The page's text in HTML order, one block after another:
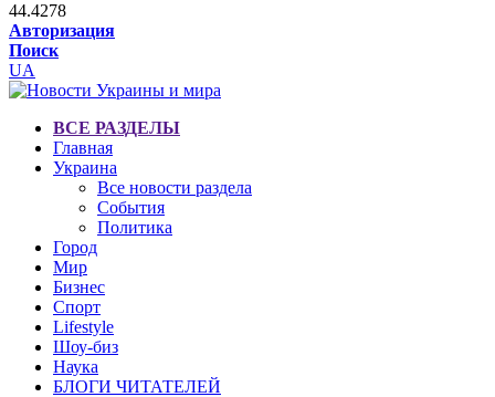
44.4278
Авторизация
Поиск
UA
ВСЕ РАЗДЕЛЫ
Главная
Украина
Все новости раздела
События
Политика
Город
Мир
Бизнес
Спорт
Lifestyle
Шоу-биз
Наука
БЛОГИ ЧИТАТЕЛЕЙ